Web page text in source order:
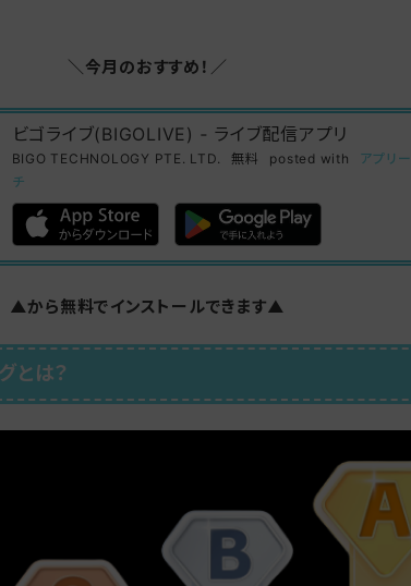
＼今月のおすすめ！／
ビゴライブ(BIGOLIVE) ‐ ライブ配信アプリ
BIGO TECHNOLOGY PTE. LTD. 無料 posted with
アプリー
チ
▲から無料でインストールできます▲
とは？